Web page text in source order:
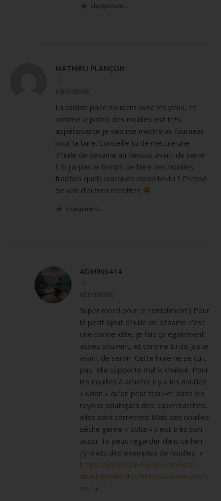
chargement…
MATHIEU PLANÇON
La cuisine parle souvent avec les yeux, et
comme la photo des nouilles est très
appétissante je vais me mettre au fourneau
pour la faire. Conseille tu de mettre une
d’huile de sésame au dessus avant de servir
? Si j’ai pas le temps de faire des nouilles
fraiches quels marques conseille-tu ? Pressé
de voir d’autres recettes
chargement…
ADMIN6414
Super merci pour le compliment:) Pour
le petit ajout d’huile de sésame c’est
une bonne idée, je fais ça également
assez souvent, et comme tu dis juste
avant de servir. Cette huile ne se cuit
pas, elle supporte mal la chaleur. Pour
les nouilles à acheter il y a les nouilles
« udon » qu’on peut trouver dans les
rayons asiatiques des supermarchés,
elles sont correctes! Mais des nouilles
sèche genre « Soba » c’est très bon
aussi. Tu peux regarder dans ce lien
j’y mets des exemples de nouilles »
https://unbossenchinois.com/liste-
des-ingredients-chinois-a-avoir-chez-
soi/ « .